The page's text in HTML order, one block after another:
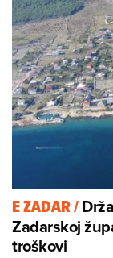
E ZADAR/
Zadarskoj
troškovi